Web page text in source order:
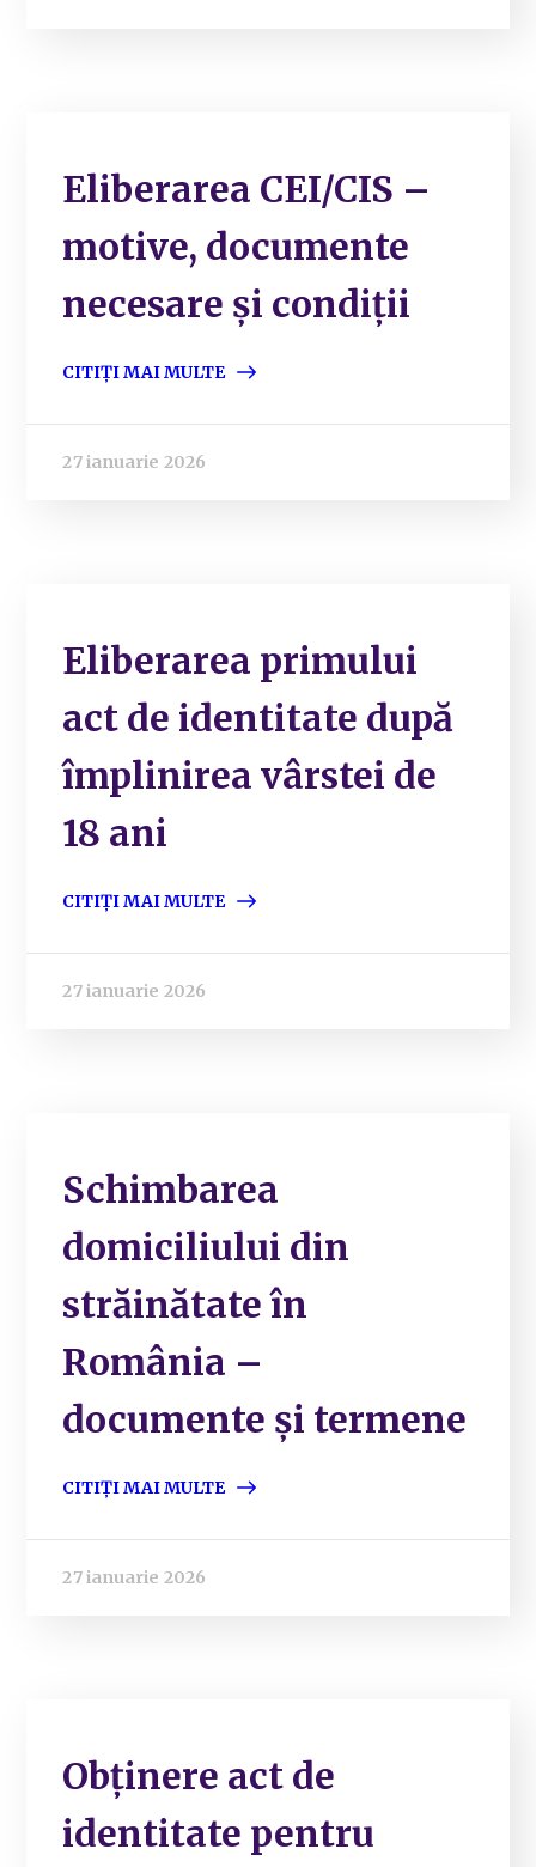
Eliberarea CEI/CIS –
motive, documente
necesare și condiții
CITIȚI MAI MULTE
27 ianuarie 2026
Eliberarea primului
act de identitate după
împlinirea vârstei de
18 ani
CITIȚI MAI MULTE
27 ianuarie 2026
Schimbarea
domiciliului din
străinătate în
România –
documente și termene
CITIȚI MAI MULTE
27 ianuarie 2026
Obținere act de
identitate pentru